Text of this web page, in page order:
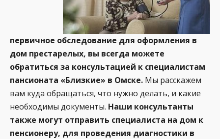
первичное обследование для оформления в
дом престарелых, вы всегда можете
обратиться за консультацией к специалистам
пансионата «Близкие» в Омске. Мы расскажем
вам куда обращаться, что нужно делать, и какие
необходимы документы. Наши консультанты
также могут отправить специалиста на дом к
пенсионеру, для проведения диагностики в